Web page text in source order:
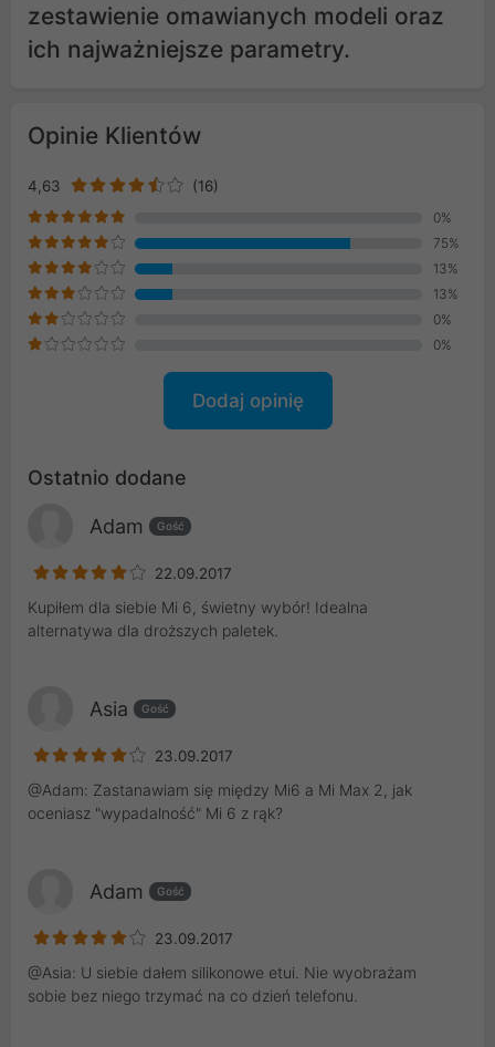
zestawienie omawianych modeli oraz
ich najważniejsze parametry.
Opinie Klientów
4,63 (16)
0%
75%
13%
13%
0%
0%
Dodaj opinię
Ostatnio dodane
Adam Gość
22.09.2017
Kupiłem dla siebie Mi 6, świetny wybór! Idealna
alternatywa dla droższych paletek.
Asia Gość
23.09.2017
@Adam: Zastanawiam się między Mi6 a Mi Max 2, jak
oceniasz "wypadalność" Mi 6 z rąk?
Adam Gość
23.09.2017
@Asia: U siebie dałem silikonowe etui. Nie wyobrażam
sobie bez niego trzymać na co dzień telefonu.